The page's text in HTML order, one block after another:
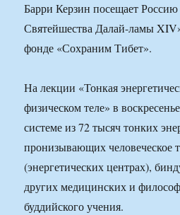
Барри Керзин посещает
Святейшества Далай-ламы
фонде «Сохраним Тибет».
На лекции «Тонкая
физическом теле» в
системе из 72 тысяч тонких
пронизывающих человеческое
(энергетических центрах),
других медицинских и
буддийского учения.